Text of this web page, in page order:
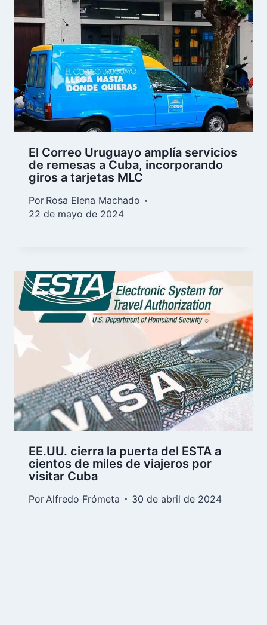
El Correo Uruguayo amplía servicios
de remesas a Cuba, incorporando
giros a tarjetas MLC
Por Rosa Elena Machado
22 de mayo de 2024
EE.UU. cierra la puerta del ESTA a
cientos de miles de viajeros por
visitar Cuba
Por Alfredo Frómeta 30 de abril de 2024